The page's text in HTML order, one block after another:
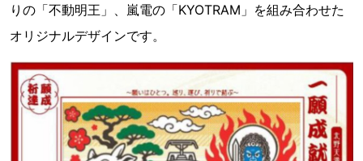
りの「不動明王」、嵐電の「KYOTRAM」を組み合わせた
オリジナルデザインです。